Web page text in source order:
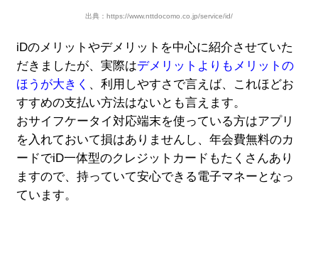
出典：https://www.nttdocomo.co.jp/service/id/
iDのメリットやデメリットを中心に紹介させていた
だきましたが、実際はデメリットよりもメリットの
ほうが大きく 、利用しやすさで言えば、これほどお
すすめの支払い方法はないとも言えます。
おサイフケータイ対応端末を使っている方はアプリ
を入れておいて損はありませんし、年会費無料のカ
ードでiD一体型のクレジットカードもたくさんあり
ますので、持っていて安心できる電子マネーとなっ
ています。